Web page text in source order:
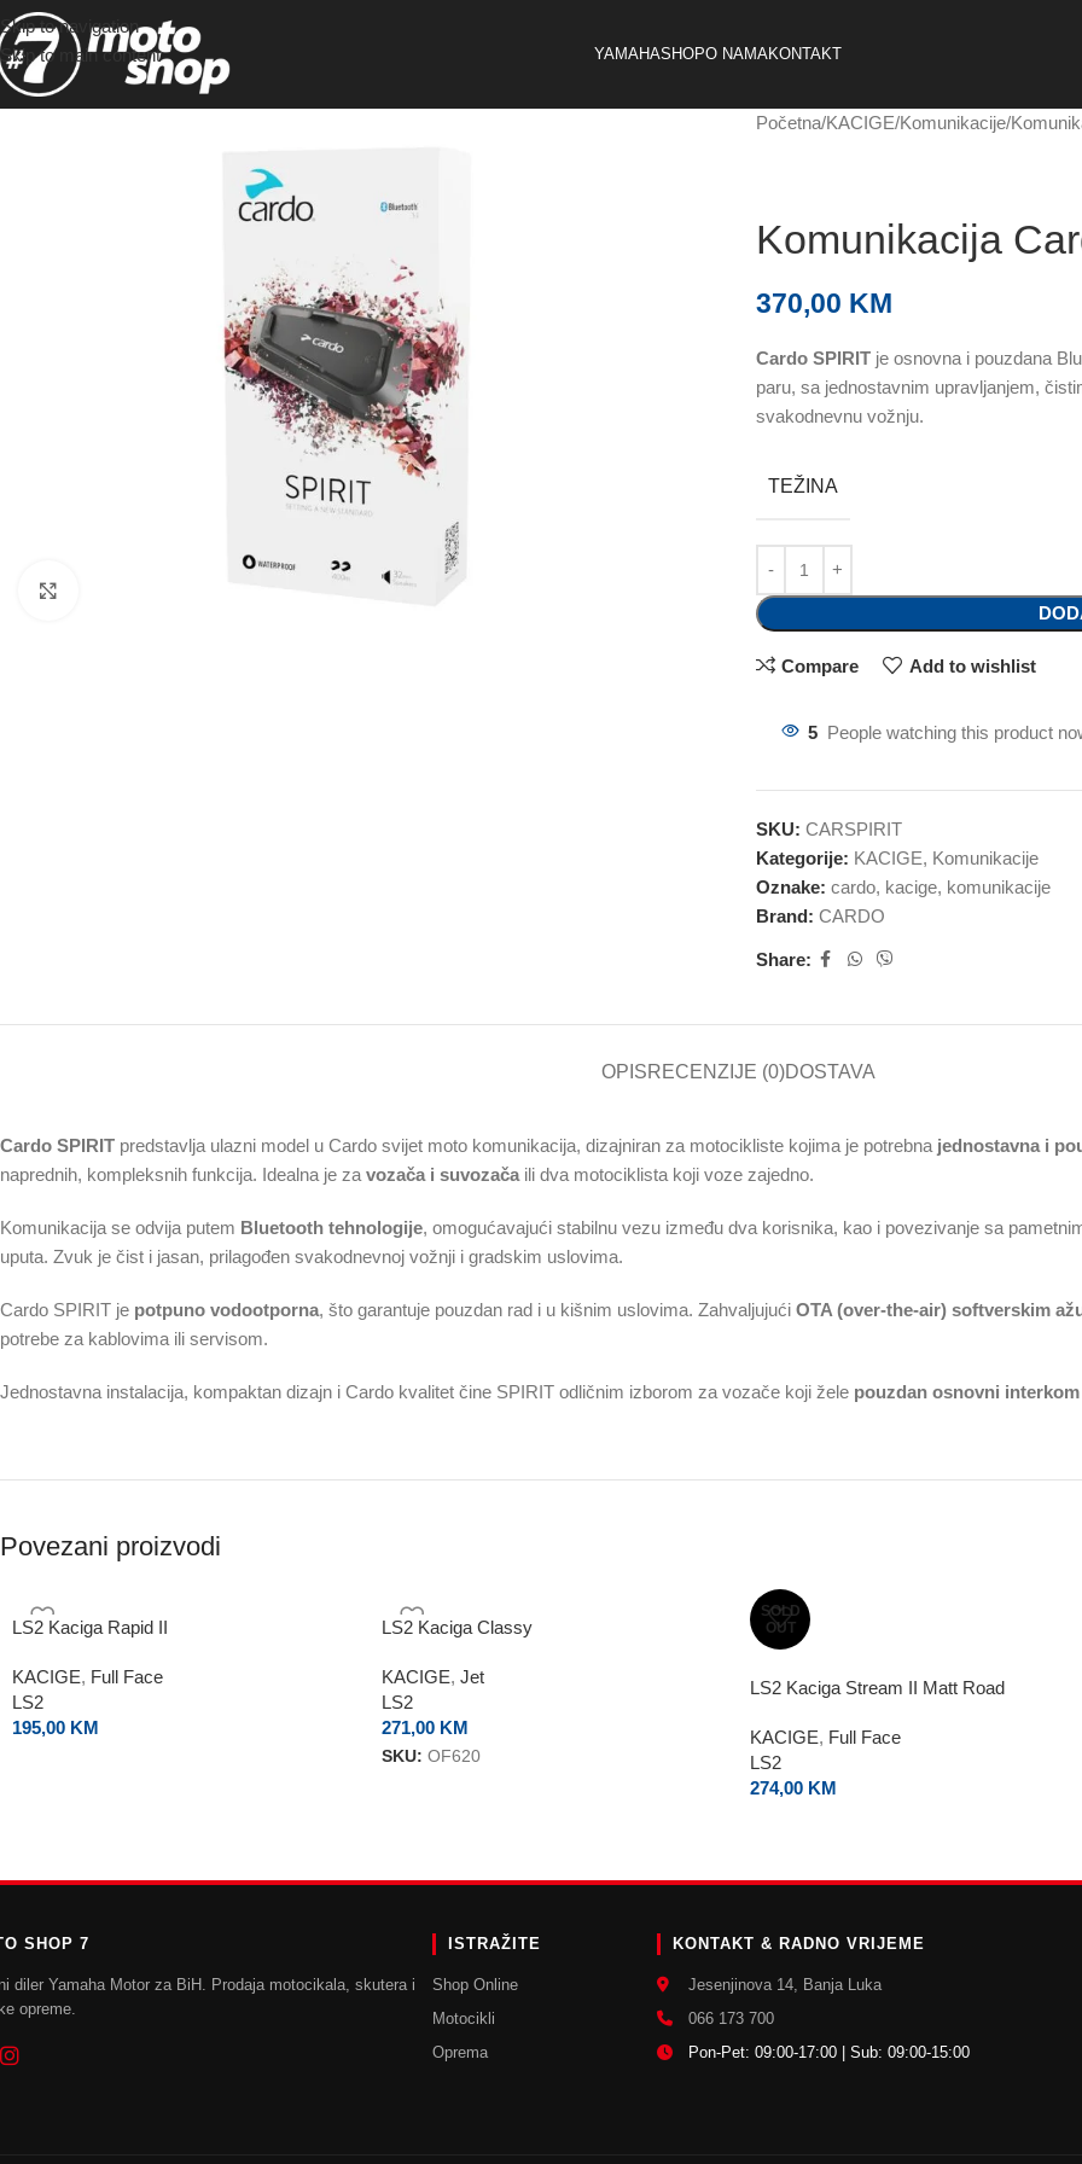
Skip to navigation
Skip to main content
YAMAHASHOPO NAMAKONTAKT
Početna KACIGE Komunikacije
Komunikacija
370,00 KM
Cardo SPIRITje osnovna i pouzdana
paru, sa jednostavnim upravljanjem,
svakodnevnu vožnju.
TEŽINA
Compare Add to wishlist
5 People watching this product
SKU: CARSPIRIT
Kategorije: KACIGE, Komunikacije
Oznake: cardo, kacige, komunikacije
Brand: CARDO
Share:
OPISRECENZIJE (0)DOSTAVA
Cardo SPIRIT predstavlja ulazni model u Cardo svijet moto komunikacija, dizajniran za motocikliste kojima je potrebna jednostavna i
naprednih, kompleksnih funkcija. Idealna je za vozača i suvozača ili dva motociklista koji voze zajedno.
Komunikacija se odvija putem Bluetooth tehnologije, omogućavajući stabilnu vezu između dva korisnika, kao i povezivanje sa
uputa. Zvuk je čist i jasan, prilagođen svakodnevnoj vožnji i gradskim uslovima.
Cardo SPIRIT je potpuno vodootporna, što garantuje pouzdan rad i u kišnim uslovima. Zahvaljujući OTA (over-the-air) softverskim
potrebe za kablovima ili servisom.
Jednostavna instalacija, kompaktan dizajn i Cardo kvalitet čine SPIRIT odličnim izborom za vozače koji žele pouzdan osnovni
Povezani proizvodi
LS2 Kaciga Rapid II
KACIGE, Full Face
LS2
195,00 KM
LS2 Kaciga Classy
KACIGE, Jet
LS2
271,00 KM
SKU: OF620
SOLD
OUT
LS2 Kaciga Stream II Matt Road
KACIGE, Full Face
LS2
274,00 KM
SHOP 7
diler Yamaha Motor za BiH. Prodaja motocikala, skutera i
opreme.
ISTRAŽITE
Shop Online
Motocikli
Oprema
KONTAKT & RADNO VRIJEME
Jesenjinova 14, Banja Luka
066 173 700
Pon-Pet: 09:00-17:00 | Sub: 09:00-15:00